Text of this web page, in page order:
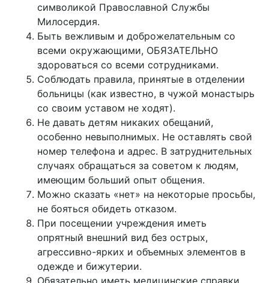
символикой Православной Службы
Милосердия.
Быть вежливым и доброжелательным со
всеми окружающими, ОБЯЗАТЕЛЬНО
здороваться со всеми сотрудниками.
Соблюдать правила, принятые в отделении
больницы (как известно, в чужой монастырь
со своим уставом не ходят).
Не давать детям никаких обещаний,
особенно невыполнимых. Не оставлять свой
номер телефона и адрес. В затруднительных
случаях обращаться за советом к людям,
имеющим больший опыт общения.
Можно сказать «нет» на некоторые просьбы,
не бояться обидеть отказом.
При посещении учреждения иметь
опрятный внешний вид без острых,
агрессивно-ярких и объемных элементов в
одежде и бижутерии.